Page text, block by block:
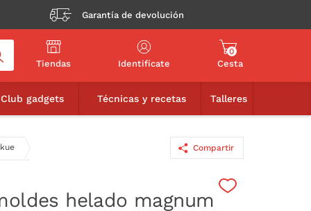
Garantía de devolución
Tiendas Identifícate
0
Cesta
Club gadgets Técnicas y recetas Talleres
helado magnum
Compartir